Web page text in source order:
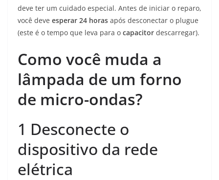
deve ter um cuidado especial. Antes de iniciar o reparo,
você deve esperar 24 horas após desconectar o plugue
(este é o tempo que leva para o capacitor descarregar).
Como você muda a
lâmpada de um forno
de micro-ondas?
1 Desconecte o
dispositivo da rede
elétrica